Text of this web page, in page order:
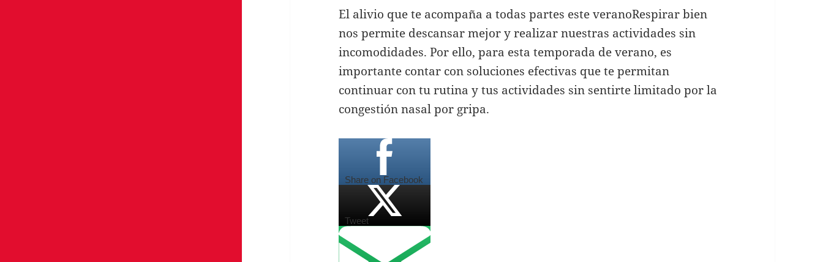
El alivio que te acompaña a todas partes este veranoRespirar bien
nos permite descansar mejor y realizar nuestras actividades sin
incomodidades. Por ello, para esta temporada de verano, es
importante contar con soluciones efectivas que te permitan
continuar con tu rutina y tus actividades sin sentirte limitado por la
congestión nasal por gripa.
Share on Facebook
Tweet